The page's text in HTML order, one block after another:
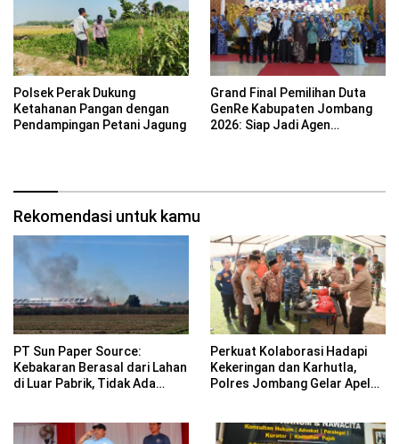
Polsek Perak Dukung
Ketahanan Pangan dengan
Pendampingan Petani Jagung
Grand Final Pemilihan Duta
GenRe Kabupaten Jombang
2026: Siap Jadi Agen
Rekomendasi untuk kamu
PT Sun Paper Source:
Kebakaran Berasal dari Lahan
di Luar Pabrik, Tidak Ada
Perkuat Kolaborasi Hadapi
Kekeringan dan Karhutla,
Polres Jombang Gelar Apel